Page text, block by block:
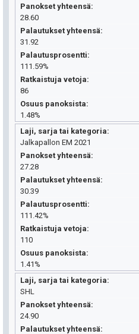
Panokset yhteensä
28.60
Palautukset yhteensä
31.92
Palautusprosentti
111.59%
Ratkaistuja vetoja
86
Osuus panoksista
1.48%
Laji, sarja tai kategoria
Jalkapallon EM 2021
Panokset yhteensä
27.28
Palautukset yhteensä
30.39
Palautusprosentti
111.42%
Ratkaistuja vetoja
110
Osuus panoksista
1.41%
Laji, sarja tai kategoria
SHL
Panokset yhteensä
24.90
Palautukset yhteensä